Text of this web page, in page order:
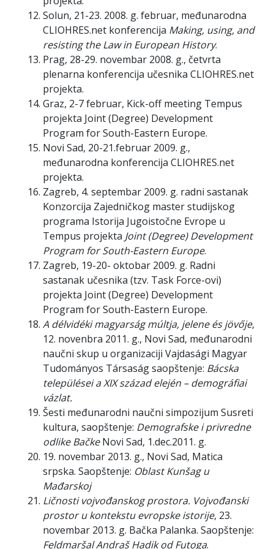
Solun, 21-23. 2008. g. februar, međunarodna
CLIOHRES.net konferencija Making, using, and
resisting the Law in European History.
Prag, 28-29. novembar 2008. g., četvrta
plenarna konferencija učesnika CLIOHRES.net
projekta.
Graz, 2-7 februar, Kick-off meeting Tempus
projekta Joint (Degree) Development
Program for South-Eastern Europe.
Novi Sad, 20-21.februar 2009. g.,
međunarodna konferencija CLIOHRES.net
projekta.
Zagreb, 4. septembar 2009. g. radni sastanak
Konzorcija Zajedničkog master studijskog
programa Istorija Jugoistočne Evrope u
Tempus projekta Joint (Degree) Development
Program for South-Eastern Europe.
Zagreb, 19-20- oktobar 2009. g. Radni
sastanak učesnika (tzv. Task Force-ovi)
projekta Joint (Degree) Development
Program for South-Eastern Europe.
A délvidéki magyarság múltja, jelene és jövője,
12. novenbra 2011. g., Novi Sad, međunarodni
naučni skup u organizaciji Vajdasági Magyar
Tudományos Társaság saopštenje: Bácska
települései a XIX század elején – demográfiai
vázlat.
Šesti međunarodni naučni simpozijum Susreti
kultura, saopštenje: Demografske i privredne
odlike BačkeNovi Sad, 1.dec.2011. g.
19. novembar 2013. g., Novi Sad, Matica
srpska. Saopštenje: Oblast Kunšag u
Mađarskoj
Ličnosti vojvođanskog prostora. Vojvođanski
prostor u kontekstu evropske istorije, 23.
novembar 2013. g. Bačka Palanka. Saopštenje:
Feldmaršal Andraš Hadik od Futoga.